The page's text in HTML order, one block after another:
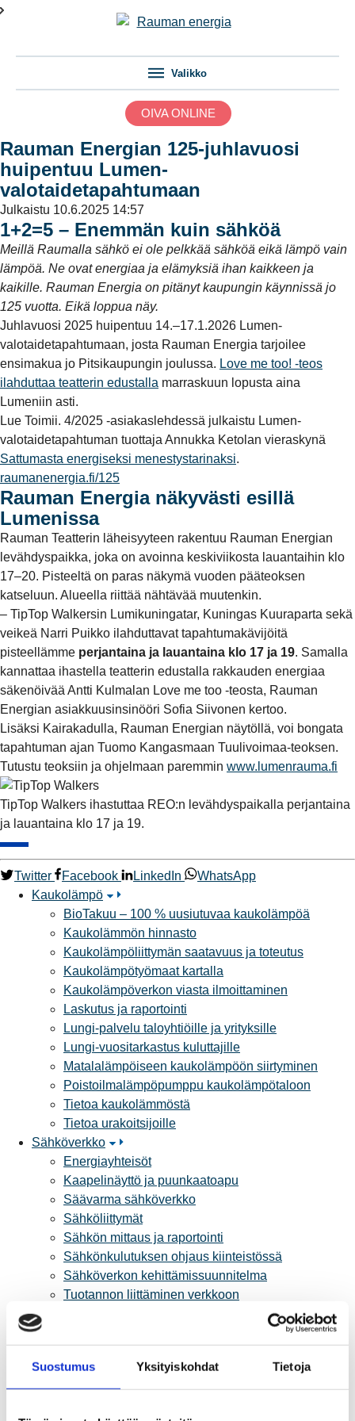
Suostumus Yksityiskohdat Tietoja
Valikko
OIVA ONLINE
Rauman Energian 125-juhlavuosi
huipentuu Lumen-
valotaidetapahtumaan
Julkaistu 10.6.2025 14:57
1+2=5 – Enemmän kuin sähköä
Meillä Raumalla sähkö ei ole pelkkää sähköä eikä lämpö vain
lämpöä. Ne ovat energiaa ja elämyksiä ihan kaikkeen ja
kaikille. Rauman Energia on pitänyt kaupungin käynnissä jo
125 vuotta. Eikä loppua näy.
Juhlavuosi 2025 huipentuu 14.–17.1.2026 Lumen-
valotaidetapahtumaan, josta Rauman Energia tarjoilee
ensimakua jo Pitsikaupungin joulussa. Love me too! -teos
ilahduttaa teatterin edustalla marraskuun lopusta aina
Lumeniin asti.
Lue Toimii. 4/2025 -asiakaslehdessä julkaistu Lumen-
valotaidetapahtuman tuottaja Annukka Ketolan vieraskynä
Sattumasta energiseksi menestystarinaksi.
raumanenergia.fi/125
Rauman Energia näkyvästi esillä
Lumenissa
Rauman Teatterin läheisyyteen rakentuu Rauman Energian
levähdyspaikka, joka on avoinna keskiviikosta lauantaihin klo
17–20. Pisteeltä on paras näkymä vuoden pääteoksen
katseluun. Alueella riittää nähtävää muutenkin.
– TipTop Walkersin Lumikuningatar, Kuningas Kuuraparta sekä
veikeä Narri Puikko ilahduttavat tapahtumakävijöitä
pisteellämme perjantaina ja lauantaina klo 17 ja 19. Samalla
kannattaa ihastella teatterin edustalla rakkauden energiaa
säkenöivää Antti Kulmalan Love me too -teosta, Rauman
Energian asiakkuusinsinööri Sofia Siivonen kertoo.
Lisäksi Kairakadulla, Rauman Energian näytöllä, voi bongata
tapahtuman ajan Tuomo Kangasmaan Tuulivoimaa-teoksen.
Tutustu teoksiin ja ohjelmaan paremmin www.lumenrauma.fi
TipTop Walkers ihastuttaa REO:n levähdyspaikalla perjantaina
ja lauantaina klo 17 ja 19.
Twitter Facebook LinkedIn
WhatsApp
Kaukolämpö
BioTakuu – 100 % uusiutuvaa kaukolämpöä
Kaukolämmön hinnasto
Kaukolämpöliittymän saatavuus ja toteutus
Kaukolämpötyömaat kartalla
Kaukolämpöverkon viasta ilmoittaminen
Laskutus ja raportointi
Lungi-palvelu taloyhtiöille ja yrityksille
Lungi-vuositarkastus kuluttajille
Matalalämpöiseen kaukolämpöön siirtyminen
Poistoilmalämpöpumppu kaukolämpötaloon
Tietoa kaukolämmöstä
Tietoa urakoitsijoille
Sähköverkko
Energiayhteisöt
Kaapelinäyttö ja puunkaatoapu
Säävarma sähköverkko
Sähköliittymät
Sähkön mittaus ja raportointi
Sähkönkulutuksen ohjaus kiinteistössä
Sähköverkon kehittämissuunnitelma
Tuotannon liittäminen verkkoon
Yritystietoa
Sähköntuotanto